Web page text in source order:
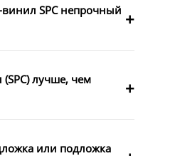
SPC непрочный
лучше, чем
или подложка